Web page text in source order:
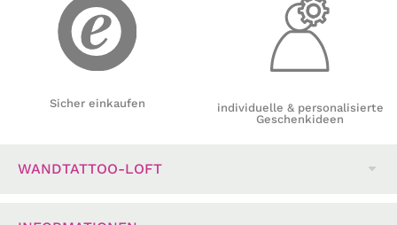
Sicher einkaufen
individuelle & personalisierte
Geschenkideen
WANDTATTOO-LOFT